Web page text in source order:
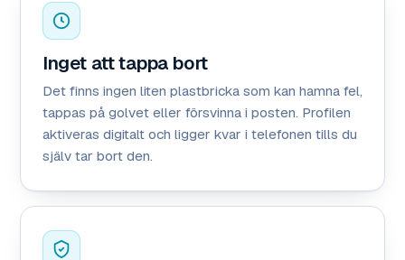
Inget att tappa bort
Det finns ingen liten plastbricka som kan hamna fel,
tappas på golvet eller försvinna i posten. Profilen
aktiveras digitalt och ligger kvar i telefonen tills du
själv tar bort den.